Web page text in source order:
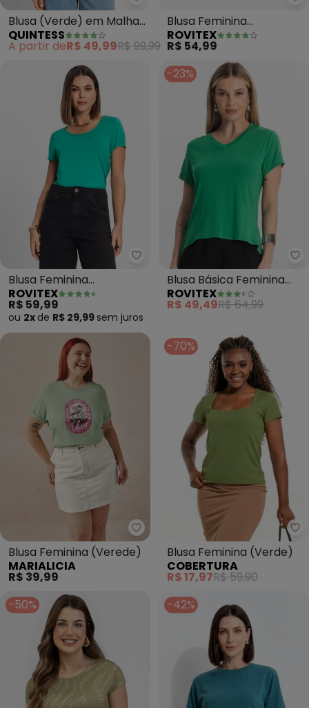
Blusa (Verde) em Malha
Laise
QUINTESS
A partir deR$ 49,99R$ 99,99
Blusa Feminina
Viscotorcion (Verde)
ROVITEX
R$ 54,99
Rovitex - Blusa Feminina
Blusa Feminina
Viscotorcion Básica
(Verde)
ROVITEX
R$ 59,99
ou 2x de R$ 29,99 sem juros
-23%
Blusa Básica Feminina
Viscotorcion (Verde)
ROVITEX
R$ 49,49R$ 64,99
Marialicia - Blusa Feminina
Blusa Feminina (Verede)
MARIALICIA
R$ 39,99
-70%
Blusa Feminina (Verde)
COBERTURA
R$ 17,97R$ 59,90
-50%
-42%